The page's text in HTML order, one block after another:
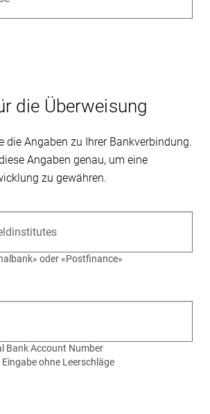
die Überweisung
die Angaben zu Ihrer Bankverbindung.
Angaben genau, um eine
zu gewähren.
oder «Postfinance»
Bank Account Number
ohne Leerschläge